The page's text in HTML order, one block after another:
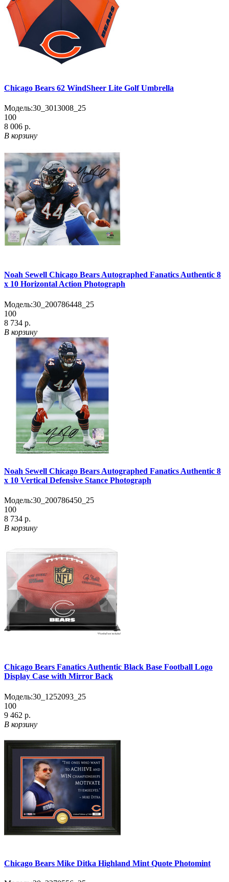
Chicago Bears 62 WindSheer Lite Golf Umbrella
Модель:30_3013008_25
100
8 006 р.
В корзину
Noah Sewell Chicago Bears Autographed Fanatics Authentic 8
x 10 Horizontal Action Photograph
Модель:30_200786448_25
100
8 734 р.
В корзину
Noah Sewell Chicago Bears Autographed Fanatics Authentic 8
x 10 Vertical Defensive Stance Photograph
Модель:30_200786450_25
100
8 734 р.
В корзину
Chicago Bears Fanatics Authentic Black Base Football Logo
Display Case with Mirror Back
Модель:30_1252093_25
100
9 462 р.
В корзину
Chicago Bears Mike Ditka Highland Mint Quote Photomint